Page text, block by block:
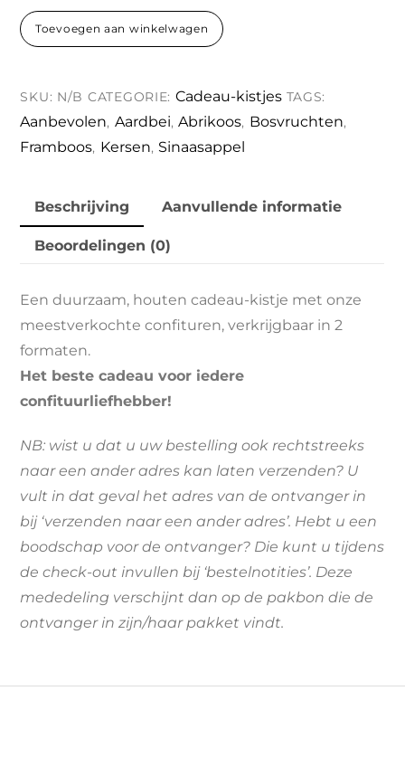
Bestsellers
aantal
Toevoegen aan winkelwagen
SKU: N/B CATEGORIE: Cadeau-kistjes TAGS:
Aanbevolen, Aardbei,Abrikoos, Bosvruchten,
Framboos, Kersen, Sinaasappel
Beschrijving Aanvullende informatie
Beoordelingen (0)
Een duurzaam, houten cadeau-kistje met onze
meestverkochte confituren, verkrijgbaar in 2
formaten.
Het beste cadeau voor iedere
confituurliefhebber!
NB: wist u dat u uw bestelling ook rechtstreeks
naar een ander adres kan laten verzenden? U
vult in dat geval het adres van de ontvanger in
bij ‘verzenden naar een ander adres’. Hebt u een
boodschap voor de ontvanger? Die kunt u tijdens
de check-out invullen bij ‘bestelnotities’. Deze
mededeling verschijnt dan op de pakbon die de
ontvanger in zijn/haar pakket vindt.